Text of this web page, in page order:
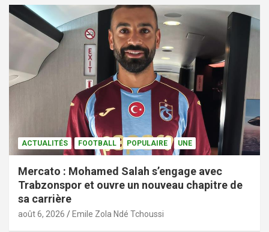
ACTUALITÉS FOOTBALL POPULAIRE UNE
Mercato : Mohamed Salah s’engage avec
Trabzonspor et ouvre un nouveau chapitre de
sa carrière
août 6, 2026 Emile Zola Ndé Tchoussi